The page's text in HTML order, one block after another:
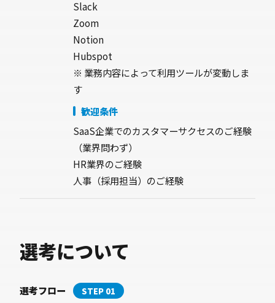
Slack
Zoom
Notion
Hubspot
※ 業務内容によって利用ツールが変動しま
す
歓迎条件
SaaS企業でのカスタマーサクセスのご経験
（業界問わず）
HR業界のご経験
人事（採用担当）のご経験
選考について
選考フロー STEP 01